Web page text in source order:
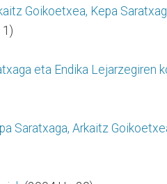
Goikoetxea, Kepa
eta Endika Lejarzegiren
Saratxaga, Arkaitz